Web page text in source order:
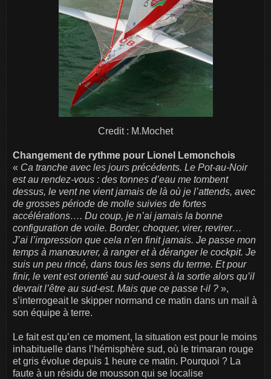
Credit : M.Mochet
Changement de rythme pour Lionel Lemonchois
« Ca tranche avec les jours précédents. Le Pot-au-Noir
est au rendez-vous : des tonnes d’eau me tombent
dessus, le vent ne vient jamais de là où je l’attends, avec
de grosses période de molle suivies de fortes
accélérations…. Du coup, je n’ai jamais la bonne
configuration de voile. Border, choquer, virer, revirer…
J’ai l’impression que cela n’en finit jamais. Je passe mon
temps à manœuvrer, à ranger et à déranger le cockpit. Je
suis un peu rincé, dans tous les sens du terme. Et pour
finir, le vent est orienté au sud-ouest à la sortie alors qu’il
devrait l’être au sud-est. Mais que ce passe t-il ? »,
s’interrogeait le skipper normand ce matin dans un mail à
son équipe à terre.
Le fait est qu’en ce moment, la situation est pour le moins
inhabituelle dans l’hémisphère sud, où le trimaran rouge
et gris évolue depuis 1 heure ce matin. Pourquoi ? La
faute à un résidu de mousson qui se localise